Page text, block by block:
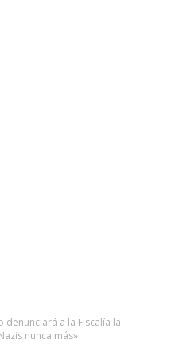
denunciará a la Fiscalía la
nunca más»